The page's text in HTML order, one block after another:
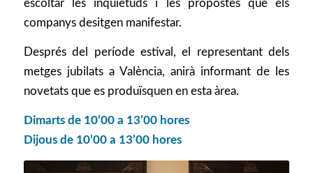
escoltar les inquietuds i les propostes que els
companys desitgen manifestar.
Després del període estival, el representant dels
metges jubilats a València, anirà informant de les
novetats que es produïsquen en esta àrea.
Dimarts de 10’00 a 13’00 hores
Dijous de 10’00 a 13’00 hores